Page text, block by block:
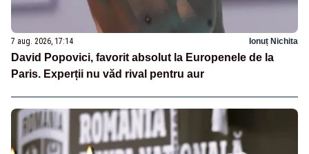
7 aug. 2026, 17:14 Ionuț Nichita
David Popovici, favorit absolut la Europenele de la
Paris. Experții nu văd rival pentru aur